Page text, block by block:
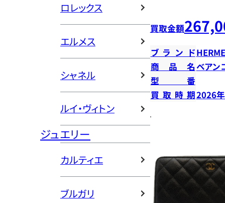
ロレックス
エルメス
シャネル
ルイ・ヴィトン
ジュエリー
カルティエ
ブルガリ
買取金額
ブランド
商品名ベアン
型番
買取時期2026